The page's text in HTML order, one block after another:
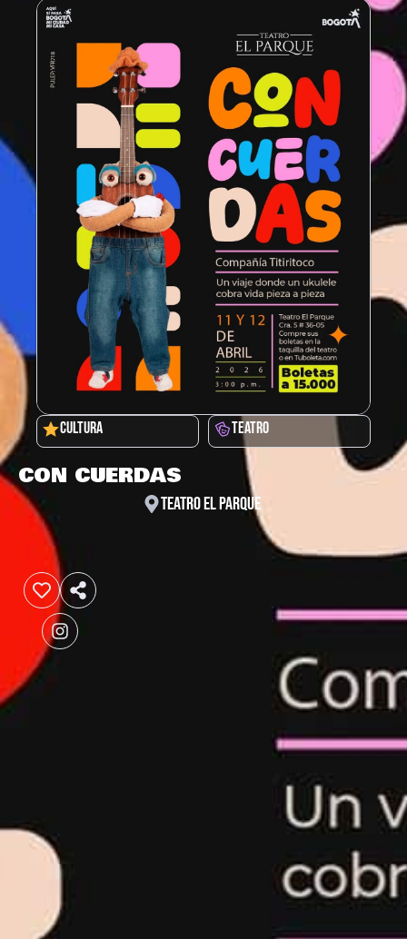
CULTURA TEATRO
CON CUERDAS
TEATRO EL PARQUE